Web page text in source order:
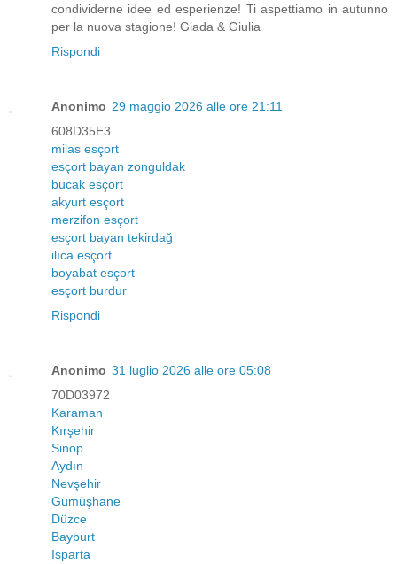
condividerne idee ed esperienze! Ti aspettiamo in autunno
per la nuova stagione! Giada & Giulia
Rispondi
Anonimo 29 maggio 2026 alle ore 21:11
608D35E3
milas esçort
esçort bayan zonguldak
bucak esçort
akyurt esçort
merzifon esçort
esçort bayan tekirdağ
ilıca esçort
boyabat esçort
esçort burdur
Rispondi
Anonimo 31 luglio 2026 alle ore 05:08
70D03972
Karaman
Kırşehir
Sinop
Aydın
Nevşehir
Gümüşhane
Düzce
Bayburt
Isparta